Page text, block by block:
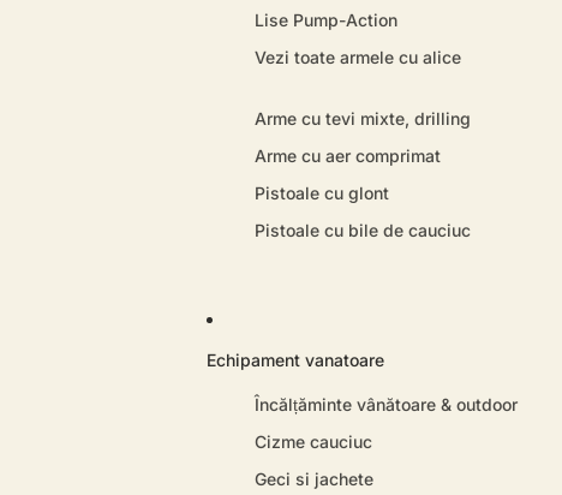
Lise Pump-Action
Vezi toate armele cu alice
Arme cu tevi mixte, drilling
Arme cu aer comprimat
Pistoale cu glont
Pistoale cu bile de cauciuc
Echipament vanatoare
Încălțăminte vânătoare & outdoor
Cizme cauciuc
Geci si jachete